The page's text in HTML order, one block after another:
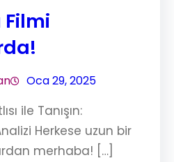
Oca 29, 2025
ile Tanışın:
Herkese uzun bir
merhaba! […]